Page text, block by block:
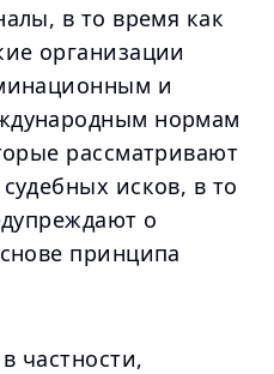
в то время как
организации
и
нормам
рассматривают
исков, в то
о
принципа
частности,